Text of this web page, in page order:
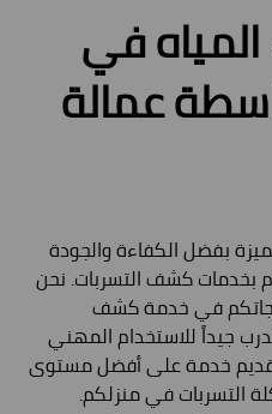
في
عمالة
بفضل الكفاءة والجودة
بخدمات كشف التسربات. نحن
في خدمة كشف
جيداً للاستخدام المهني
تقديم خدمة على أفضل مستوى
التسربات في منزلكم.